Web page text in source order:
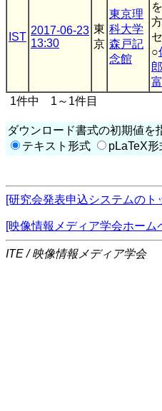
IST
2017-06-23
13:30
東
京
東京理
科大学
森戸記
念館
○
郎
1件中 1～1件目
ダウンロード書式の初期値を
テキスト形式
pLaTeX形
[研究会発表申込システムのト
[映像情報メディア学会ホーム
ITE / 映像情報メディア学会